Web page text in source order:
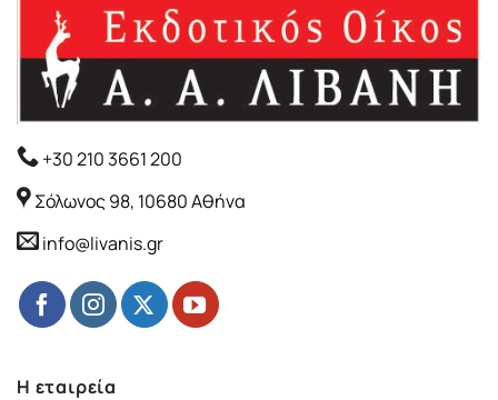
+30 210 3661 200
Σόλωνος 98, 10680 Αθήνα
info@livanis.gr
Η εταιρεία